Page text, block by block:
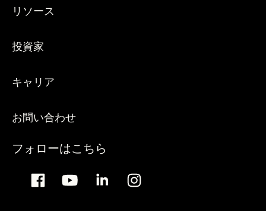
リソース
投資家
キャリア
お問い合わせ
フォローはこちら